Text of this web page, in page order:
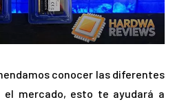
conocer las diferentes
el mercado, esto te ayudará a